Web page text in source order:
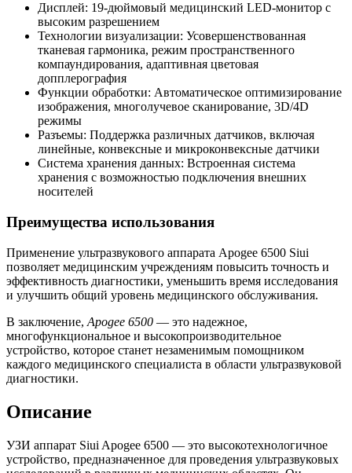
Дисплей: 19-дюймовый медицинский LED-монитор с
высоким разрешением
Технологии визуализации: Усовершенствованная
тканевая гармоника, режим пространственного
компаундирования, адаптивная цветовая
допплерография
Функции обработки: Автоматическое оптимизирование
изображения, многолучевое сканирование, 3D/4D
режимы
Разъемы: Поддержка различных датчиков, включая
линейные, конвексные и микроконвексные датчики
Система хранения данных: Встроенная система
хранения с возможностью подключения внешних
носителей
Преимущества использования
Применение ультразвукового аппарата Apogee 6500 Siui
позволяет медицинским учреждениям повысить точность и
эффективность диагностики, уменьшить время исследования
и улучшить общий уровень медицинского обслуживания.
В заключение, Apogee 6500 — это надежное,
многофункциональное и высокопроизводительное
устройство, которое станет незаменимым помощником
каждого медицинского специалиста в области ультразвуковой
диагностики.
Описание
УЗИ аппарат Siui Apogee 6500 — это высокотехнологичное
устройство, предназначенное для проведения ультразвуковых